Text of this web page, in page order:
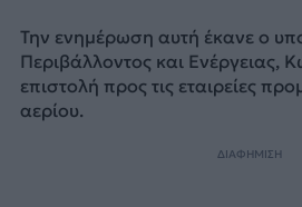
Την ενημέρωση αυτή έκανε ο
Περιβάλλοντος και Ενέργειας,
επιστολή προς τις εταιρείες
αερίου.
ΔΙΑΦΗΜΙΣΗ